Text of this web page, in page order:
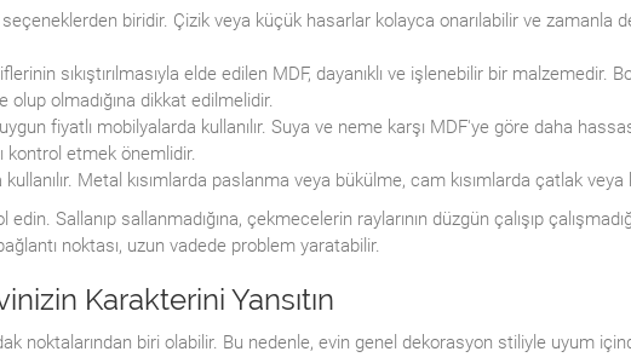
seçeneklerden biridir. Çizik veya küçük hasarlar kolayca onarılabilir ve
sıkıştırılmasıyla elde edilen MDF, dayanıklı ve işlenebilir bir malzemedir.
olup olmadığına dikkat edilmelidir.
fiyatlı mobilyalarda kullanılır. Suya ve neme karşı MDF'ye göre daha
kontrol etmek önemlidir.
Metal kısımlarda paslanma veya bükülme, cam kısımlarda çatlak veya
Sallanıp sallanmadığına, çekmecelerin raylarının düzgün çalışıp
noktası, uzun vadede problem yaratabilir.
Karakterini Yansıtın
noktalarından biri olabilir. Bu nedenle, evin genel dekorasyon stiliyle uyum